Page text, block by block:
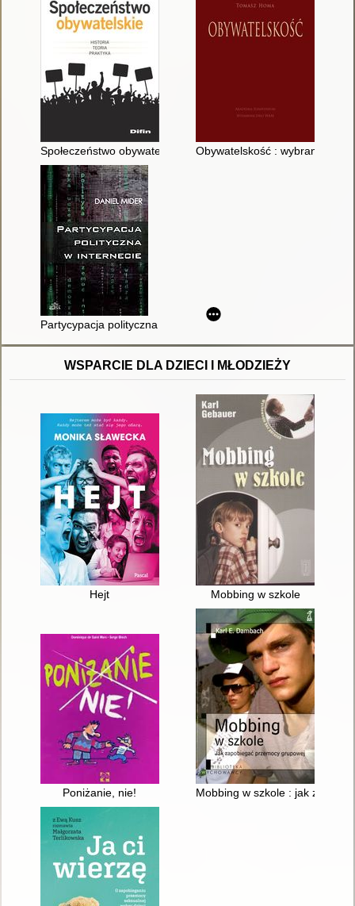
Społeczeństwo obywatelskie : historia, teoria, praktyka
Obywatelskość : wybrane
Partycypacja polityczna w internecie : studium politologiczne
WSPARCIE DLA DZIECI I MŁODZIEŻY
Hejt Mobbing w szkole
Poniżanie, nie! Mobbing w szkole : jak